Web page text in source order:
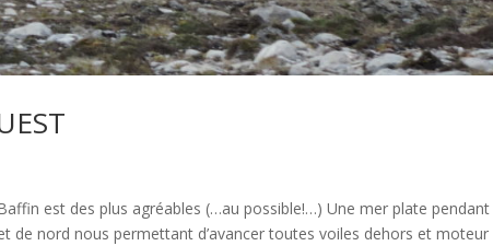
est des plus agréables (…au possible!…) Une mer plate pendant
de nord nous permettant d’avancer toutes voiles dehors et moteur